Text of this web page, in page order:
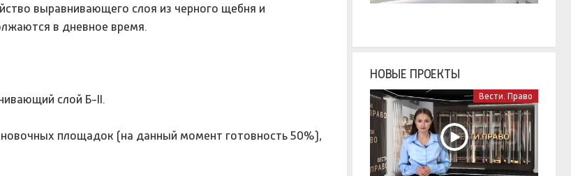
выравнивающего слоя из черного щебня и
в дневное время.
слой Б-II.
площадок (на данный момент готовность 50%),
НОВЫЕ ПРОЕКТЫ
Вести. Право